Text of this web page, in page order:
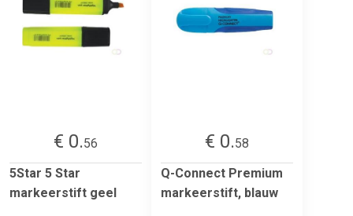
€ 0.56
5Star 5 Star
markeerstift geel
€ 0.58
Q-Connect Premium
markeerstift, blauw